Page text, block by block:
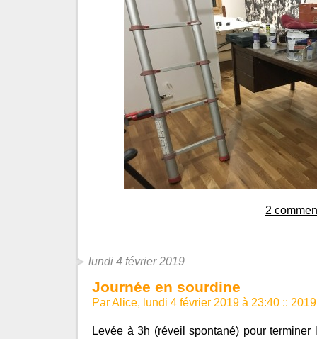
2
lundi 4 février 2019
Journée en sourdine
Par Alice, lundi 4 février 2019 à 23:40 :: 2019
Levée à 3h (réveil spontané) pour terminer